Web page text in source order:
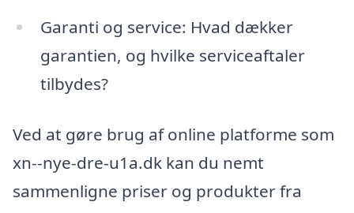
Garanti og service: Hvad dækker
garantien, og hvilke serviceaftaler
tilbydes?
Ved at gøre brug af online platforme som
xn--nye-dre-u1a.dk kan du nemt
sammenligne priser og produkter fra